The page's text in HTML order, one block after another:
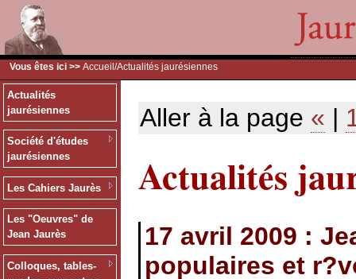
Vous êtes ici >> Accueil /Actualités jaurésiennes
Actualités
jaurésiennes
Société d'études
jaurésiennes
Les Cahiers Jaurès
Les "Oeuvres" de
Jean Jaurès
Colloques, tables-
Aller à la page « |
Actualités
17 avril 2009 :
populaires et